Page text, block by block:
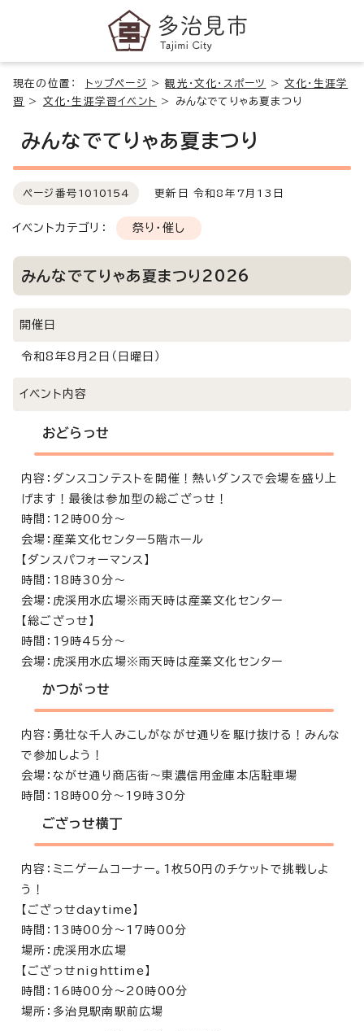
現在の位置： トップページ >観光・文化・スポーツ >文化・生涯学
習
> 文化・生涯学習イベント > みんなでてりゃあ夏まつり
みんなでてりゃあ夏まつり
ページ番号 1010154 更新日 令和8年7月13日
イベントカテゴリ： 祭り・催し
みんなでてりゃあ夏まつり2026
開催日
令和8年8月2日（日曜日）
イベント内容
おどらっせ
内容：ダンスコンテストを開催！熱いダンスで会場を盛り上
げます！最後は参加型の総ござっせ！
時間：12時00分～
会場：産業文化センター5階ホール
【ダンスパフォーマンス】
時間：18時30分～
会場：虎渓用水広場※雨天時は産業文化センター
【総ござっせ】
時間：19時45分～
会場：虎渓用水広場※雨天時は産業文化センター
かつがっせ
内容：勇壮な千人みこしがながせ通りを駆け抜ける！みんな
で参加しよう！
会場：ながせ通り商店街～東濃信用金庫本店駐車場
時間：18時00分～19時30分
ござっせ横丁
内容：ミニゲームコーナー。1枚50円のチケットで挑戦しよ
う！
【ござっせdaytime】
時間：13時00分～17時00分
場所：虎渓用水広場
【ござっせnighttime】
時間：16時00分～20時00分
場所：多治見駅南駅前広場